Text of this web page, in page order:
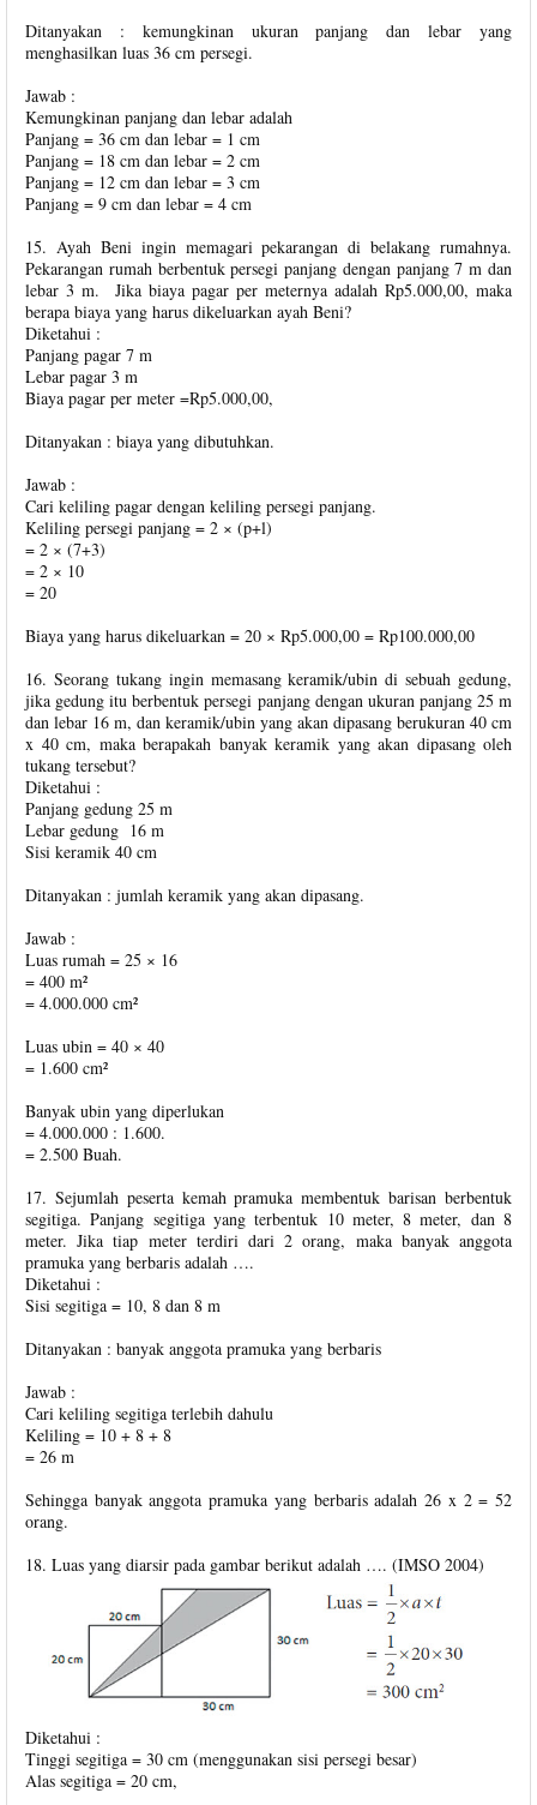
Ditanyakan : kemungkinan ukuran panjang dan lebar yang
menghasilkan luas 36 cm persegi.
Jawab :
Kemungkinan panjang dan lebar adalah
Panjang = 36 cm dan lebar = 1 cm
Panjang = 18 cm dan lebar = 2 cm
Panjang = 12 cm dan lebar = 3 cm
Panjang = 9 cm dan lebar = 4 cm
15. Ayah Beni ingin memagari pekarangan di belakang rumahnya.
Pekarangan rumah berbentuk persegi panjang dengan panjang 7 m dan
lebar 3 m. Jika biaya pagar per meternya adalah Rp5.000,00, maka
berapa biaya yang harus dikeluarkan ayah Beni?
Diketahui :
Panjang pagar 7 m
Lebar pagar 3 m
Biaya pagar per meter =Rp5.000,00,
Ditanyakan : biaya yang dibutuhkan.
Jawab :
Cari keliling pagar dengan keliling persegi panjang.
Keliling persegi panjang = 2 × (p+l)
= 2 × (7+3)
= 2 × 10
= 20
Biaya yang harus dikeluarkan = 20 × Rp5.000,00 = Rp100.000,00
16. Seorang tukang ingin memasang keramik/ubin di sebuah gedung,
jika gedung itu berbentuk persegi panjang dengan ukuran panjang 25 m
dan lebar 16 m, dan keramik/ubin yang akan dipasang berukuran 40 cm
x 40 cm, maka berapakah banyak keramik yang akan dipasang oleh
tukang tersebut?
Diketahui :
Panjang gedung 25 m
Lebar gedung 16 m
Sisi keramik 40 cm
Ditanyakan : jumlah keramik yang akan dipasang.
Jawab :
Luas rumah = 25 × 16
= 400 m²
= 4.000.000 cm²
Luas ubin = 40 × 40
= 1.600 cm²
Banyak ubin yang diperlukan
= 4.000.000 : 1.600.
= 2.500 Buah.
17. Sejumlah peserta kemah pramuka membentuk barisan berbentuk
segitiga. Panjang segitiga yang terbentuk 10 meter, 8 meter, dan 8
meter. Jika tiap meter terdiri dari 2 orang, maka banyak anggota
pramuka yang berbaris adalah ….
Diketahui :
Sisi segitiga = 10, 8 dan 8 m
Ditanyakan : banyak anggota pramuka yang berbaris
Jawab :
Cari keliling segitiga terlebih dahulu
Keliling = 10 + 8 + 8
= 26 m
Sehingga banyak anggota pramuka yang berbaris adalah 26 x 2 = 52
orang.
18. Luas yang diarsir pada gambar berikut adalah …. (IMSO 2004)
Diketahui :
Tinggi segitiga = 30 cm (menggunakan sisi persegi besar)
Alas segitiga = 20 cm,